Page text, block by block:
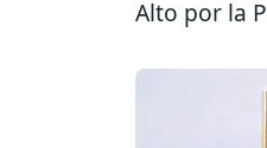
Alto por la